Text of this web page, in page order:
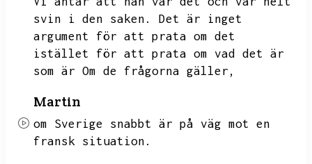
svin i den saken.
Det är inget
argument för att prata om det
istället för att prata om vad det är
som är Om de frågorna gäller,
Martin
om Sverige snabbt är på väg mot en
fransk situation.